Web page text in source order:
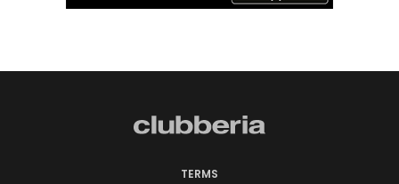
TERMS